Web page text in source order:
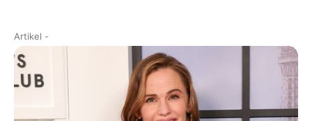
Artikel -